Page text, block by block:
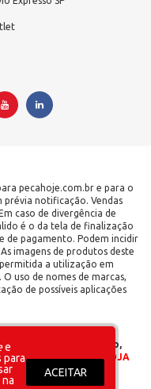
pecahoje.com.br e para o
prévia notificação. Vendas
caso de divergência de
é o da tela de finalização
de pagamento. Podem incidir
imagens de produtos deste
a utilização em
uso de nomes de marcas,
de possíveis aplicações
LTDA |
| Rua do Manifesto,
002 |SOMOS UMA LOJA
ACEITAR
e
para